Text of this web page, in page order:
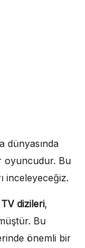
dünyasında
oyuncudur. Bu
inceleyeceğiz.
dizileri,
Bu
önemli bir